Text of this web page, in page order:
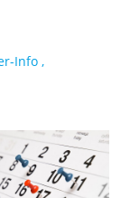
Info ,